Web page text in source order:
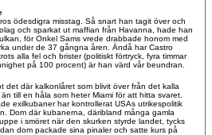
ödesdigra misstag. Så snart han tagit över och
och sparkat ut maffian från Havanna, hade han
för Onkel Sams vrede drabbade honom med
under de 37 gångna åren. Ändå har Castro
alla fel och brister (politiskt förtryck, fyra timmar
på 100 procent) är han värd vår beundran.
det där kalkonlåret som blivit över från det kalla
till en håla som heter Miami för att hitta svaret.
exilkubaner har kontrollerat USAs utrikespolitik
Dom där kubanerna, däribland många gamla
i smöret när den skurken styrde landet, tycks
dom packade sina pinaler och satte kurs på